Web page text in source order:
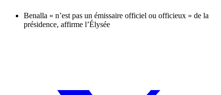
Benalla « n’est pas un émissaire officiel ou officieux » de la
présidence, affirme l’Élysée